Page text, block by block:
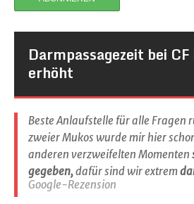
Darmpassagezeit bei
erhöht
Beste Anlaufstelle für alle Fragen
zweier Mukos wurde mir hier
anderen verzweifelten Momenten
gegeben,dafür sind wir extrem
Google-Rezension